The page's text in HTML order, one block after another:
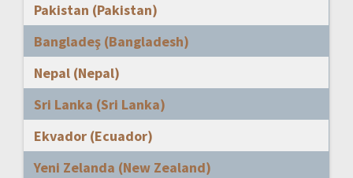
Pakistan (Pakistan)
Bangladeş (Bangladesh)
Nepal (Nepal)
Sri Lanka (Sri Lanka)
Ekvador (Ecuador)
Yeni Zelanda (New Zealand)